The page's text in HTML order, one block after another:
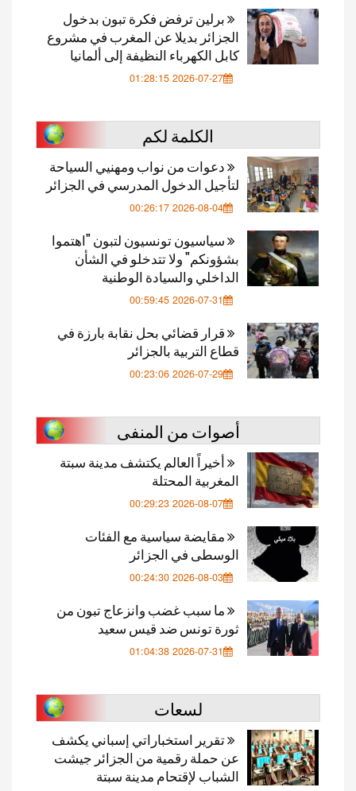
برلين ترفض فكرة تبون بدخول
الجزائر بديلا عن المغرب في مشروع
كابل الكهرباء النظيفة إلى ألمانيا
2026-07-27 01:28:15
الكلمة لكم
دعوات من نواب ومهنيي السياحة
لتأجيل الدخول المدرسي في الجزائر
2026-08-04 00:26:17
سياسيون تونسيون لتبون "اهتموا
بشؤونكم" ولا تتدخلو في الشأن
الداخلي والسيادة الوطنية
2026-07-31 00:59:45
قرار قضائي بحل نقابة بارزة في
قطاع التربية بالجزائر
2026-07-29 00:23:06
أصوات من المنفى
أخيراً العالم يكتشف مدينة سبتة
المغربية المحتلة
2026-08-07 00:29:23
مقايضة سياسية مع الفئات
الوسطى في الجزائر
2026-08-03 00:24:30
ما سبب غضب وانزعاج تبون من
ثورة تونس ضد قيس سعيد
2026-07-31 01:04:38
لسعات
تقرير استخباراتي إسباني يكشف
عن حملة رقمية من الجزائر جيشت
الشباب لإقتحام مدينة سبتة